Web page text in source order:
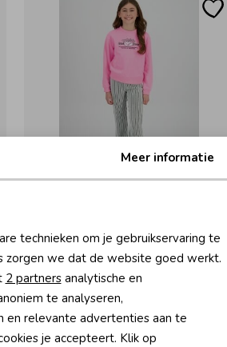
-30% korting
Nimma Sweater Neon Pink
34,99 49,99
Marketing cookies
Meer informatie
technieken om je gebruikservaring te
zorgen we dat de website goed werkt.
2 partnersanalytische en
te analyseren,
relevante advertenties aan te
je accepteert. Klik op